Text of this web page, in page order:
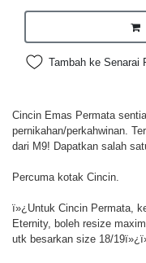
Tambah ke Senarai
Cincin Emas Permata
pernikahan/perkahwinan.
dari M9! Dapatkan salah
Percuma kotak Cincin.
ï»¿Untuk Cincin Permata,
Eternity, boleh resize
utk besarkan size 18/